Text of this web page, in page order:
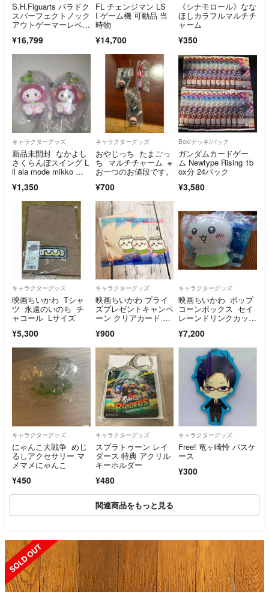
S.H.Figuarts パラドク
スパーフェクトノック
アウトゲーマーレベル
¥16,799
FL チェンジマン LS
I ゲーム機 可動品 当
時物
¥14,700
《シナモロール》なな
ほしカラフルマルチチ
ャーム
¥350
キャラクターグッズ
新品未開封 なかよし
さくらんぼスイング L
il ala mode mikko リ
レ ムース ガチャ
¥1,350
キャラクターグッズ
おやじっち たまごっ
ち マルチチャーム ※
お一つのお値段です。
¥700
Box/デッキ/パック
ガンダムカードゲー
ム Newtype Rising 1b
ox分 24パック
¥3,580
キャラクターグッズ
映画ちいかわ Tシャ
ツ 永遠のいのち チ
ャコール Lサイズ
¥5,300
キャラクターグッズ
映画ちいかわ プライ
ズプレゼントキャンペ
ーン クリアカード ち
¥900
キャラクターグッズ
映画ちいかわ ポップ
コーンボックス セイ
レーンドリンクカップ
¥7,200
キャラクターグッズ
にゃんこ大戦争 めじ
るしアクセサリー マ
メマメにゃんこ
¥450
キャラクターグッズ
スプラトゥーン レイ
ダース 特典 アクリル
キーホルダー
¥480
キャラクターグッズ
Free! 竜ヶ崎怜 パスケ
ース
¥300
関連商品をもっと見る
SOLD OUT